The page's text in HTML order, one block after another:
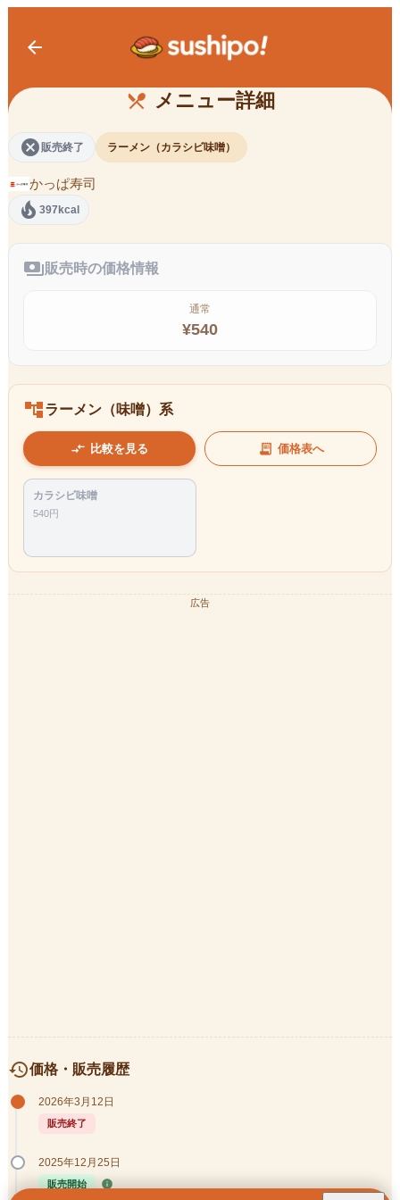
arrow_back
restaurant_menu メニュー詳細
鬼金棒監修 カラシビ味噌らー麺 （２
辛）
cancel 販売終了 ラーメン（カラシビ味噌）
かっぱ寿司
local_fire_department 397kcal
payments販売時の価格情報
通常
¥540
account_treeラーメン（味噌）系
compare_arrows 比較を見る receipt_long 価格表へ
カラシビ味噌
540円
広告
history価格・販売履歴
2026年3月12日
販売終了
2025年12月25日
販売開始 info